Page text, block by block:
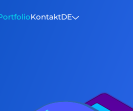
KontaktDE